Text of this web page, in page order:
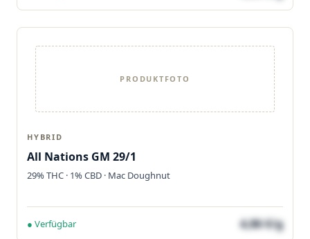
PRODUKTFOTO
HYBRID
All Nations GM 29/1
29% THC · 1% CBD · Mac Doughnut
● Verfügbar 4,86 €/g